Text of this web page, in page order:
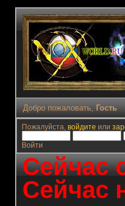
Добро пожаловать, Гость
Пожалуйста, войдите или
Войти
Сейчас
Сейчас